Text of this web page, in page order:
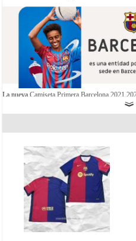
La nueva Camiseta Primera Barcelona 2021
estamos acostumbrados, inspirado en el
en el lado izquierdo, el fondo azul y cuatro
azules y la cruz de San Jorge. Lanueva
2021-2022 presenta el lila como color
el empoderamiento femenino, en un tono
trae los colores del club en tonos neón
rojas y en ellas se aprecian gráficas que
Poble-sec, Poble Nou, Gràcia, Raval y Les
artistas de la comarca.